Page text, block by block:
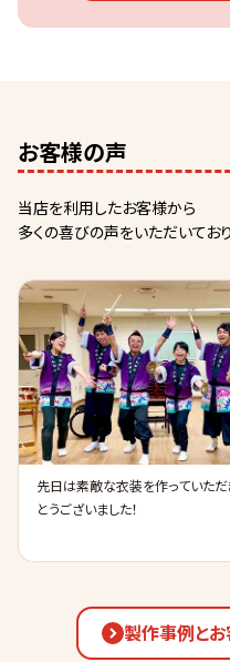
お客様の声
当店を利用したお客様から
多くの喜びの声をいただいており
先日は素敵な衣装を作っていただ
とうございました！
製作事例と